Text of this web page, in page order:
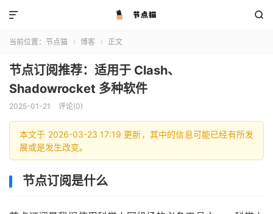


当前位置： 节点猫  博客  正文
节点订阅推荐：适用于 Clash、
Shadowrocket 多种软件
2025-01-21 评论(0)
本文于 2026-03-23 17:19 更新，其中的信息可能已经有所发
展或是发生改变。
节点订阅是什么